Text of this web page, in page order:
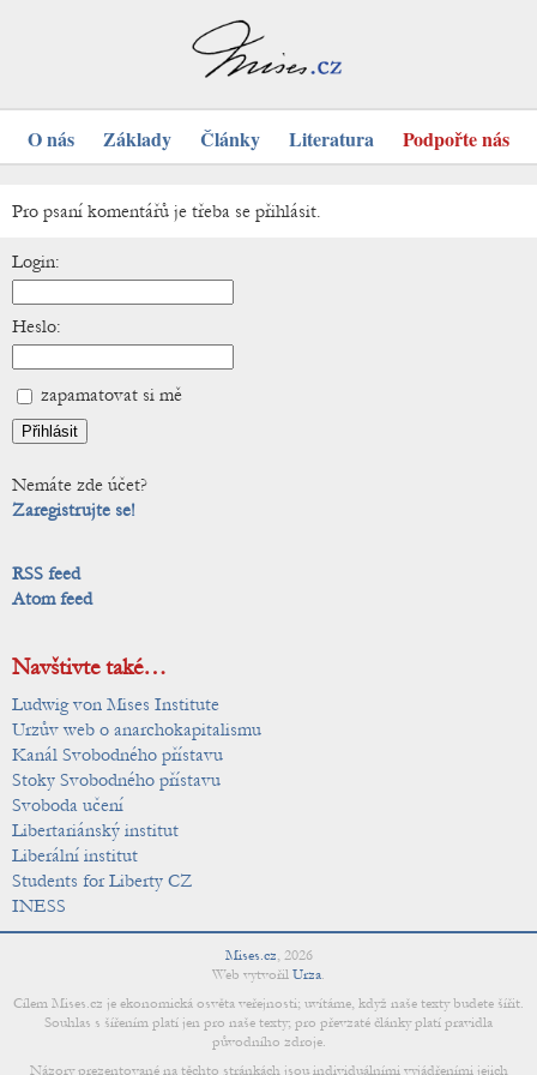
O nás Základy Články Literatura Podpořte nás
Pro psaní komentářů je třeba se přihlásit.
Login:
Heslo:
zapamatovat si mě
Nemáte zde účet?
Zaregistrujte se!
RSS feed
Atom feed
Navštivte také…
Ludwig von Mises Institute
Urzův web o anarchokapitalismu
Kanál Svobodného přístavu
Stoky Svobodného přístavu
Svoboda učení
Libertariánský institut
Liberální institut
Students for Liberty CZ
INESS
Mises.cz, 2026
Web vytvořil Urza.
Cílem Mises.cz je ekonomická osvěta veřejnosti; uvítáme, když naše texty budete šířit.
Souhlas s šířením platí jen pro naše texty; pro převzaté články platí pravidla
původního zdroje.
Názory prezentované na těchto stránkách jsou individuálními vyjádřeními jejich